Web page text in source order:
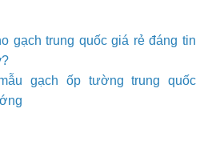
gạch trung quốc giá rẻ đáng tin
gạch ốp tường trung quốc